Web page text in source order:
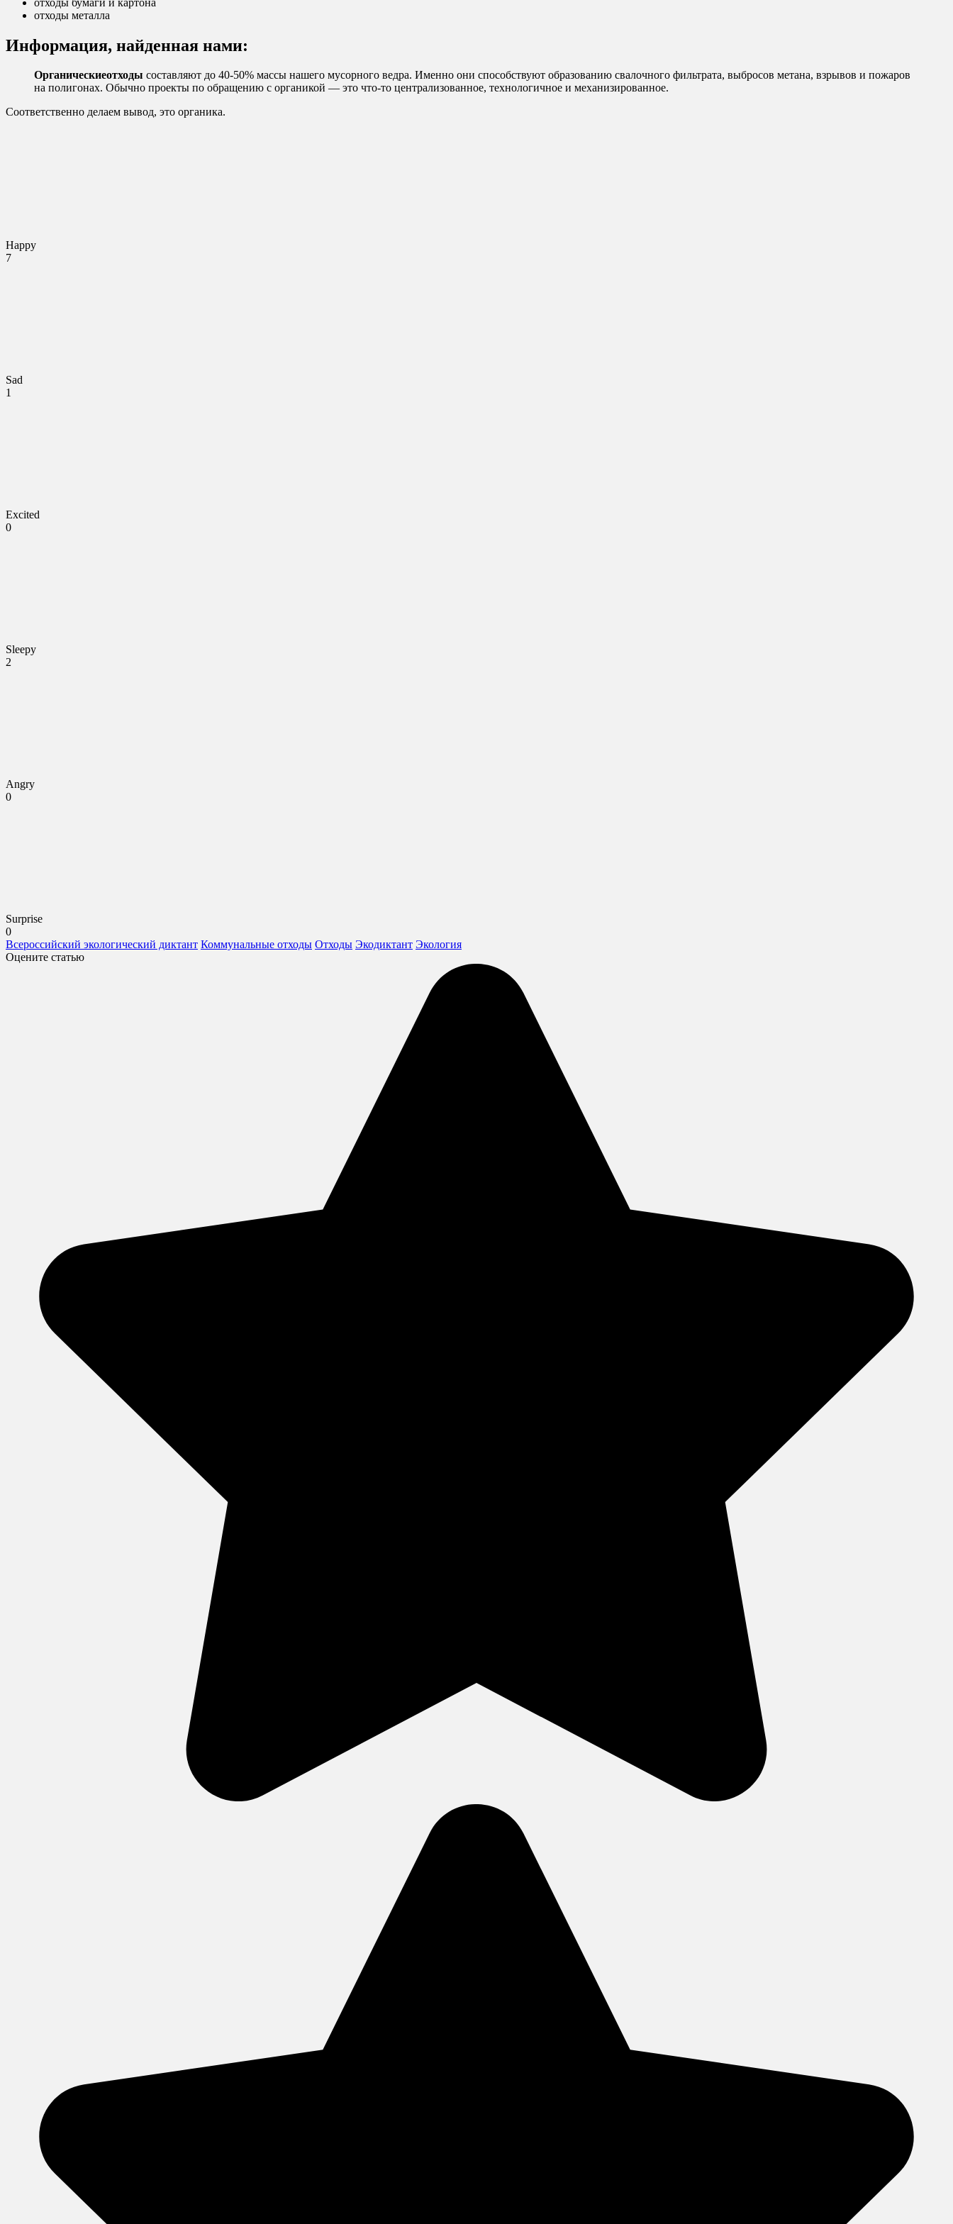
отходы металла
Информация, найденная нами:
Органическиеотходы составляют до 40-50% массы нашего мусорного ведра. Именно они способствуют образованию свалочного фильтрата, выбросов метана, взрывов и пожаров
на полигонах. Обычно проекты по обращению с органикой — это что-то централизованное, технологичное и механизированное.
Соответственно делаем вывод, это органика.
Happy
7
Sad
1
Excited
0
Sleepy
2
Angry
0
Surprise
0
Всероссийский экологический диктант Коммунальные отходы Отходы Экодиктант Экология
Оцените статью